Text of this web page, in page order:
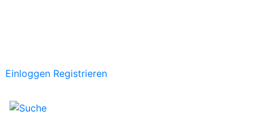
Einloggen Registrieren